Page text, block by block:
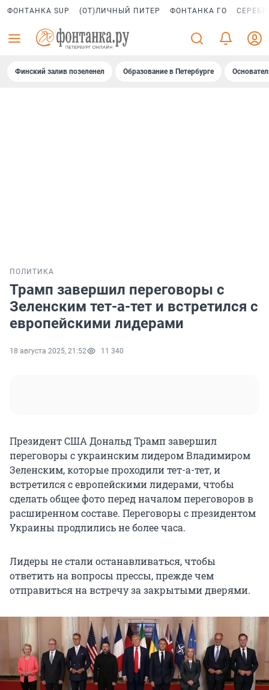
ФОНТАНКА SUP (ОТ)ЛИЧНЫЙ ПИТЕР ФОНТАНКА ГО
Финский залив позеленел Образование в Петербурге
ПОЛИТИКА
Трамп завершил переговоры с
Зеленским тет-а-тет и встретился с
европейскими лидерами
18 августа 2025, 21:52 11 340
Президент США Дональд Трамп завершил
переговоры с украинским лидером Владимиром
Зеленским, которые проходили тет-а-тет, и
встретился с европейскими лидерами, чтобы
сделать общее фото перед началом переговоров в
расширенном составе. Переговоры с президентом
Украины продлились не более часа.
Лидеры не стали останавливаться, чтобы
ответить на вопросы прессы, прежде чем
отправиться на встречу за закрытыми дверями.